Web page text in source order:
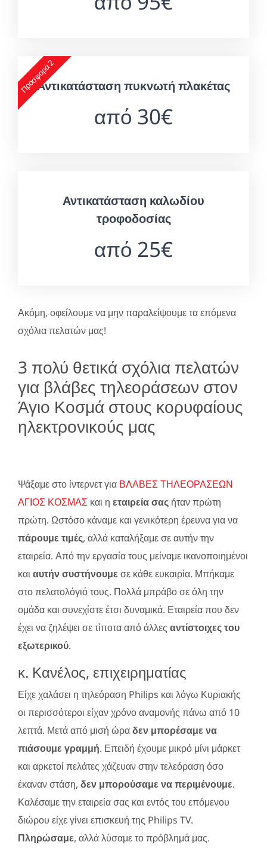
Προσφορά 2Αντικατάσταση πυκνωτή πλακέτας
από 30€
Αντικατάσταση καλωδίου
τροφοδοσίας
από 25€
Ακόμη, οφείλουμε να μην παραλείψουμε τα επόμενα
σχόλια πελατών μας!
3 πολύ θετικά σχόλια πελατών
για βλάβες τηλεοράσεων στον
Άγιο Κοσμά στους κορυφαίους
ηλεκτρονικούς μας
Ψάξαμε στο ίντερνετ για ΒΛΑΒΕΣ ΤΗΛΕΟΡΑΣΕΩΝ
ΑΓΙΟΣ ΚΟΣΜΑΣ και η εταιρεία σας ήταν πρώτη
πρώτη. Ωστόσο κάναμε και γενικότερη έρευνα για να
πάρουμε τιμές, αλλά καταλήξαμε σε αυτήν την
εταιρεία. Από την εργασία τους μείναμε ικανοποιημένοι
και αυτήν συστήνουμε σε κάθε ευκαιρία. Μπήκαμε
στο πελατολόγιό τους. Πολλά μπράβο σε όλη την
ομάδα και συνεχίστε έτσι δυναμικά. Εταιρεία που δεν
έχει να ζηλέψει σε τίποτα από άλλες αντίστοιχες του
εξωτερικού.
κ. Κανέλος, επιχειρηματίας
Είχε χαλάσει η τηλεόραση Philips και λόγω Κυριακής
οι περισσότεροι είχαν χρόνο αναμονής πάνω από 10
λεπτά. Μετά από μισή ώραδεν μπορέσαμε να
πιάσουμε γραμμή. Επειδή έχουμε μικρό μίνι μάρκετ
και αρκετοί πελάτες χάζευαν στην τελεόραση όσο
έκαναν στάση, δεν μπορούσαμε να περιμένουμε.
Καλέσαμε την εταιρεία σας και εντός του επόμενου
διώρου είχε γίνει επισκευή της Philips TV.
Πληρώσαμε, αλλά λύσαμε το πρόβλημά μας.